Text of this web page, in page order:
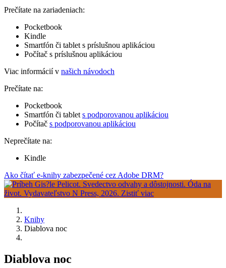
Prečítate na zariadeniach:
Pocketbook
Kindle
Smartfón či tablet s príslušnou aplikáciou
Počítač s príslušnou aplikáciou
Viac informácií v našich návodoch
Prečítate na:
Pocketbook
Smartfón či tablet s podporovanou aplikáciou
Počítač s podporovanou aplikáciou
Neprečítate na:
Kindle
Ako čítať e-knihy zabezpečené cez Adobe DRM?
Knihy
Diablova noc
Diablova noc